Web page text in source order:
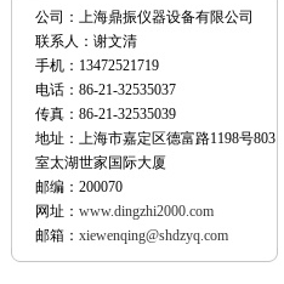
公司：上海鼎振仪器设备有限公司
联系人：谢文清
手机：13472521719
电话：86-21-32535037
传真：86-21-32535039
地址：上海市嘉定区德富路1198号803
室太湖世家国际大厦
邮编：200070
网址： www.dingzhi2000.com
邮箱： xiewenqing@shdzyq.com